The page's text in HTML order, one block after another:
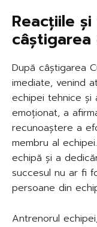
Reacțiile
câștigarea
După câștigarea
imediate, venind
echipei tehnice și
emoționat, a
recunoaștere a
membru al
echipă și a
succesul nu ar fi
persoane din
Antrenorul